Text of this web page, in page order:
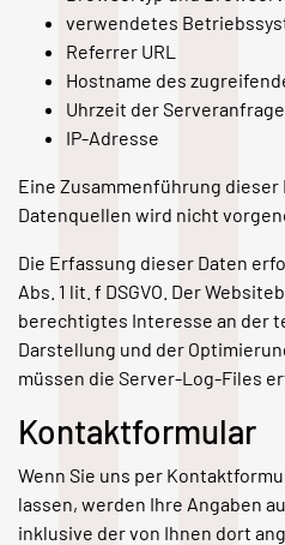
verwendetes
Referrer URL
Hostname des
Uhrzeit der Serveranfrage
IP-Adresse
Eine Zusammenführung dieser
Datenquellen wird nicht
Die Erfassung dieser Daten
Abs. 1 lit. f DSGVO. Der
berechtigtes Interesse an der
Darstellung und der
müssen die Server-Log-Files
Kontaktformular
Wenn Sie uns per
lassen, werden Ihre Angaben
inklusive der von Ihnen dort